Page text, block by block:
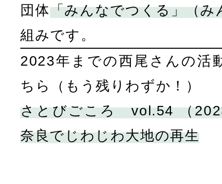
団体「みんなでつくる」（み
組みです。
2023年までの西尾さんの活
ちら（もう残りわずか！）
さとびごころ vol.54 （
奈良でじわじわ大地の再生